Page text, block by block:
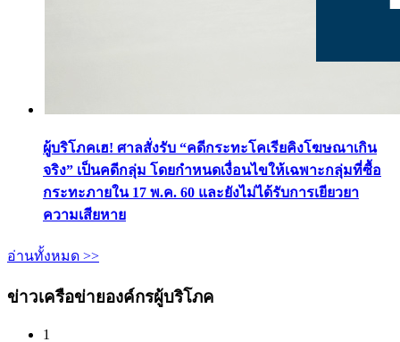
ผู้บริโภคเฮ! ศาลสั่งรับ “คดีกระทะโคเรียคิงโฆษณาเกิน
จริง” เป็นคดีกลุ่ม โดยกำหนดเงื่อนไขให้เฉพาะกลุ่มที่ซื้อ
กระทะภายใน 17 พ.ค. 60 และยังไม่ได้รับการเยียวยา
ความเสียหาย
อ่านทั้งหมด >>
ข่าวเครือข่ายองค์กรผู้บริโภค
1